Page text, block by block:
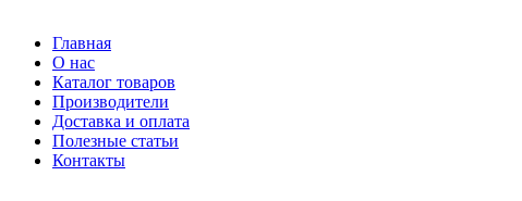
Главная
О нас
Каталог товаров
Производители
Доставка и оплата
Полезные статьи
Контакты